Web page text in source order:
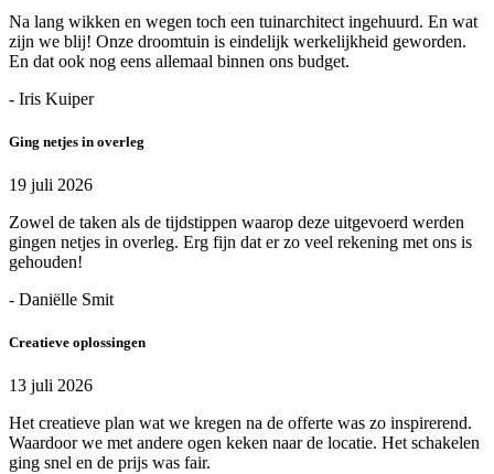
Na lang wikken en wegen toch een tuinarchitect ingehuurd. En wat
zijn we blij! Onze droomtuin is eindelijk werkelijkheid geworden.
En dat ook nog eens allemaal binnen ons budget.
- Iris Kuiper
Ging netjes in overleg
19 juli 2026
Zowel de taken als de tijdstippen waarop deze uitgevoerd werden
gingen netjes in overleg. Erg fijn dat er zo veel rekening met ons is
gehouden!
- Daniëlle Smit
Creatieve oplossingen
13 juli 2026
Het creatieve plan wat we kregen na de offerte was zo inspirerend.
Waardoor we met andere ogen keken naar de locatie. Het schakelen
ging snel en de prijs was fair.